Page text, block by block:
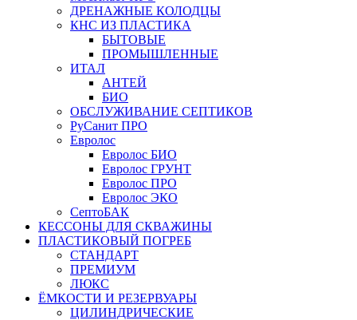
ДРЕНАЖНЫЕ КОЛОДЦЫ
КНС ИЗ ПЛАСТИКА
БЫТОВЫЕ
ПРОМЫШЛЕННЫЕ
ИТАЛ
АНТЕЙ
БИО
ОБСЛУЖИВАНИЕ СЕПТИКОВ
РуСанит ПРО
Евролос
Евролос БИО
Евролос ГРУНТ
Евролос ПРО
Евролос ЭКО
СептоБАК
КЕССОНЫ ДЛЯ СКВАЖИНЫ
ПЛАСТИКОВЫЙ ПОГРЕБ
СТАНДАРТ
ПРЕМИУМ
ЛЮКС
ЁМКОСТИ И РЕЗЕРВУАРЫ
ЦИЛИНДРИЧЕСКИЕ